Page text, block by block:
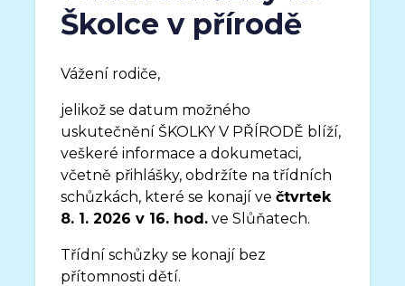
Školce v přírodě
Vážení rodiče,
jelikož se datum možného
uskutečnění ŠKOLKY V PŘÍRODĚ blíží,
veškeré informace a dokumetaci,
včetně přihlášky, obdržíte na třídních
schůzkách, které se konají večtvrtek
8. 1. 2026 v 16. hod. ve Slůňatech.
Třídní schůzky se konají bez
přítomnosti dětí.